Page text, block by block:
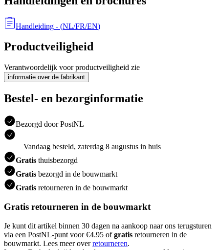
Handleiding - (NL/FR/EN)
Productveiligheid
Verantwoordelijk voor productveiligheid zie
informatie over de fabrikant
Bestel- en bezorginformatie
Bezorgd door PostNL
Vandaag besteld, zaterdag 8 augustus in huis
Gratis thuisbezorgd
Gratis bezorgd in de bouwmarkt
Gratis retourneren in de bouwmarkt
Gratis retourneren in de bouwmarkt
Je kunt dit artikel binnen 30 dagen na aankoop naar ons terugsturen
via een PostNL-punt voor €4.95 ofgratis retourneren in de
bouwmarkt. Lees meer overretourneren.